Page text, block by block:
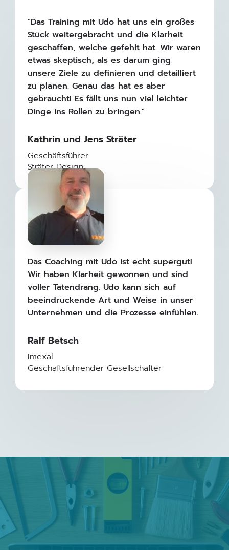
"Das Training mit Udo hat uns ein großes
Stück weitergebracht und die Klarheit
geschaffen, welche gefehlt hat. Wir waren
etwas skeptisch, als es darum ging
unsere Ziele zu definieren und detailliert
zu planen. Genau das hat es aber
gebraucht! Es fällt uns nun viel leichter
Dinge ins Rollen zu bringen."
Kathrin und Jens Sträter
Geschäftsführer
Sträter Design
Das Coaching mit Udo ist echt supergut!
Wir haben Klarheit gewonnen und sind
voller Tatendrang. Udo kann sich auf
beeindruckende Art und Weise in unser
Unternehmen und die Prozesse einfühlen.
Ralf Betsch
Imexal
Geschäftsführender Gesellschafter